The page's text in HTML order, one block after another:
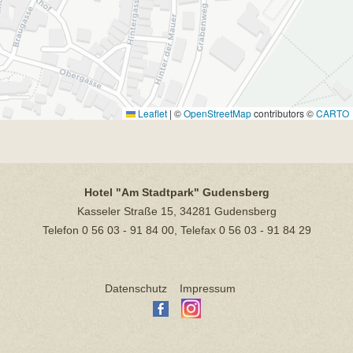
Leaflet | ©OpenStreetMapcontributors ©CARTO
Hotel "Am Stadtpark" Gudensberg
Kasseler Straße 15, 34281 Gudensberg
Telefon 0 56 03 - 91 84 00, Telefax 0 56 03 - 91 84 29
Datenschutz Impressum